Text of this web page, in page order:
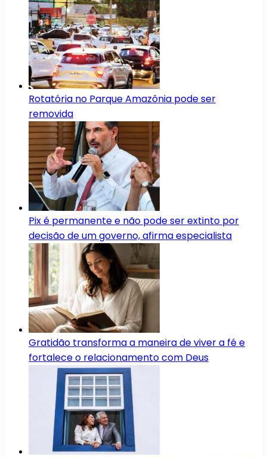
Rotatória no Parque Amazônia pode ser
removida
Pix é permanente e não pode ser extinto por
decisão de um governo, afirma especialista
Gratidão transforma a maneira de viver a fé e
fortalece o relacionamento com Deus